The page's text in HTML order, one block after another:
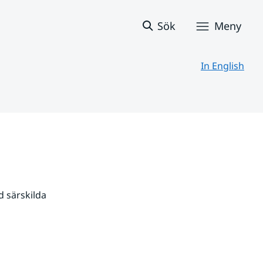
Sök Meny
In English
särskilda